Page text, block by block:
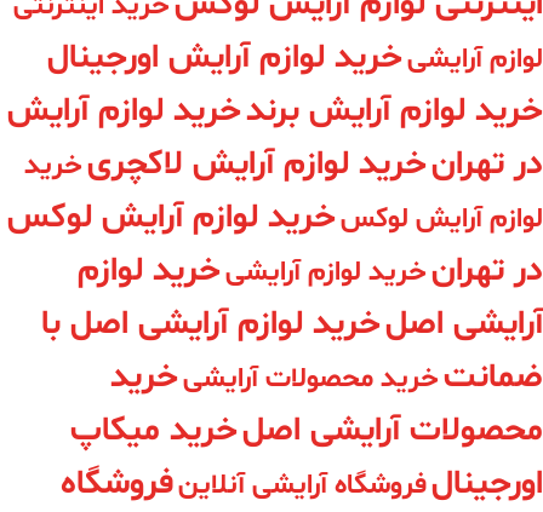
لوازم آرایشیخرید لوازم آرایش اورجینال
خرید لوازم آرایش برندخرید لوازم آرایش
در تهرانخرید لوازم آرایش لاکچریخرید
لوازم آرایش لوکسخرید لوازم آرایش لوکس
در تهرانخرید لوازم آرایشیخرید لوازم
آرایشی اصلخرید لوازم آرایشی اصل با
ضمانتخرید محصولات آرایشیخرید
محصولات آرایشی اصلخرید میکاپ
اورجینالفروشگاه آرایشی آنلاینفروشگاه